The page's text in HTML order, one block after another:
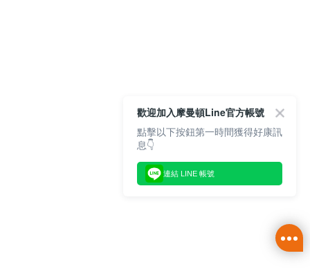
歡迎加入摩曼頓Line官方帳號
點擊以下按鈕第一時間獲得好康訊
息👇
連結 LINE 帳號